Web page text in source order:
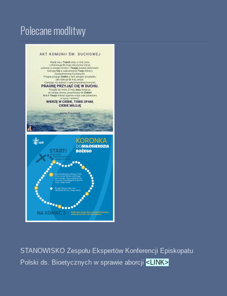
Polecane modlitwy
STANOWISKO Zespołu Ekspertów Konferencji Episkopatu
Polski ds. Bioetycznych w sprawie aborcji <LINK>